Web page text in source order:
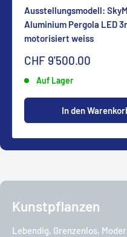
Ausstellungsmodell:
Aluminium Pergola LED
motorisiert weiss
Sonderpreis
CHF 9'500.00
Auf Lager
In den
Kunstpflanzen
Lebendig, Grenzenlos,